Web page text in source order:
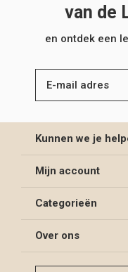
van de
en ontdek een
Kunnen we je
Mijn account
Categorieën
Over ons